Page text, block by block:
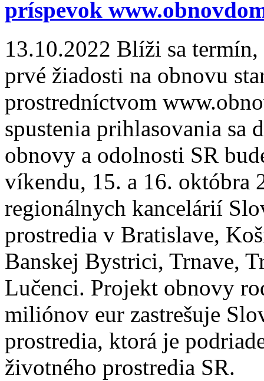
príspevok
13.10.2022 Blíži sa
prvé žiadosti na obnovu
prostredníctvom
spustenia prihlasovania sa
obnovy a odolnosti SR
víkendu, 15. a 16. októbra
regionálnych kancelárií
prostredia v Bratislave,
Banskej Bystrici, Trnave,
Lučenci. Projekt obnovy
miliónov eur zastrešuje
prostredia, ktorá je
životného prostredia SR.